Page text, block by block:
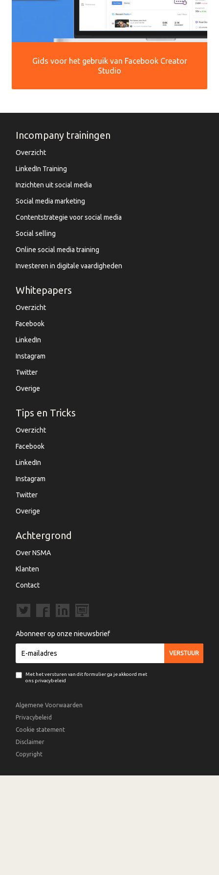
Gids voor het gebruik van Facebook Creator
Studio
Incompany trainingen
Overzicht
LinkedIn Training
Inzichten uit social media
Social media marketing
Contentstrategie voor social media
Social selling
Online social media training
Investeren in digitale vaardigheden
Whitepapers
Overzicht
Facebook
LinkedIn
Instagram
Twitter
Overige
Tips en Tricks
Overzicht
Facebook
LinkedIn
Instagram
Twitter
Overige
Achtergrond
Over NSMA
Klanten
Contact
Abonneer op onze nieuwsbrief
Met het versturen van dit formulier ga je akkoord met
ons privacybeleid
Algemene Voorwaarden
Privacybeleid
Cookie statement
Disclaimer
Copyright